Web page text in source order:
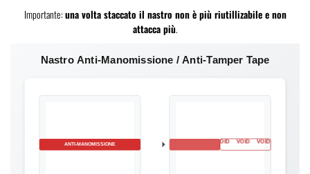
Importante:una volta staccato il nastro non è più riutillizabile e non
attacca più.